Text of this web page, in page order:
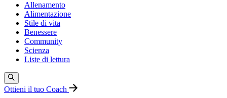
Allenamento
Alimentazione
Stile di vita
Benessere
Community
Scienza
Liste di lettura
Ottieni il tuo Coach